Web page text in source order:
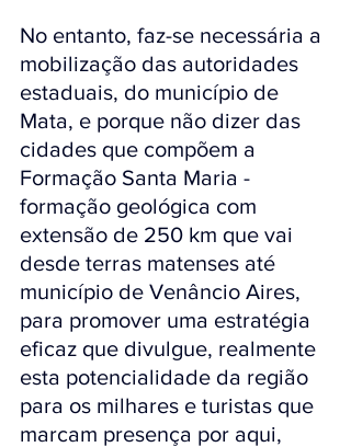
No entanto, faz-se necessária a
mobilização das autoridades
estaduais, do município de
Mata, e porque não dizer das
cidades que compõem a
Formação Santa Maria -
formação geológica com
extensão de 250 km que vai
desde terras matenses até
município de Venâncio Aires,
para promover uma estratégia
eficaz que divulgue, realmente
esta potencialidade da região
para os milhares e turistas que
marcam presença por aqui,